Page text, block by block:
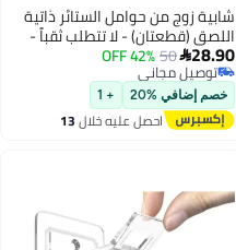
شابية زوج من حوامل الستائر ذاتية
اللصق (قطعتان) - لا تتطلب ثقباً -
خطافات قابلة للتعديل ومثالية
للمستأجرين؛ مناسبة لغرف النوم
والحمامات وغرف المعيشة والشقق
(شفافة)
28.90
50
42% OFF
توصيل مجاني
توصيل مجاني
خصم إضافي %20 + 1
احصل عليه خلال13